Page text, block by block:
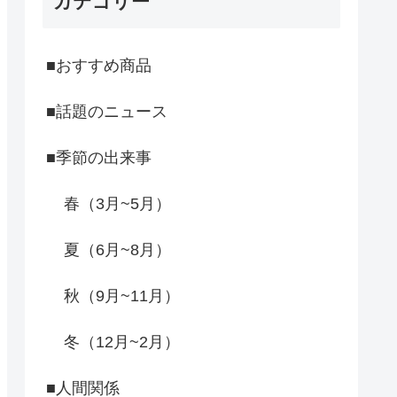
■おすすめ商品
■話題のニュース
■季節の出来事
春（3月~5月）
夏（6月~8月）
秋（9月~11月）
冬（12月~2月）
■人間関係